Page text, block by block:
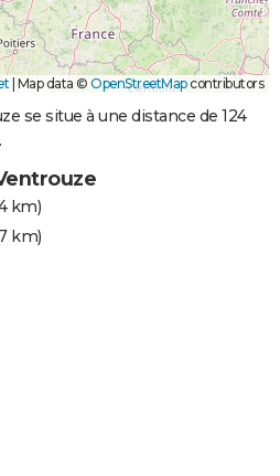
Map data © OpenStreetMapcontributors
se situe à une distance de 124
km)
km)